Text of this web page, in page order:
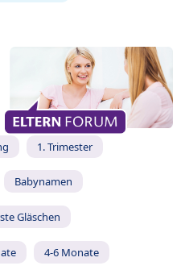
1. Trimester
Babynamen
Gläschen
4-6 Monate